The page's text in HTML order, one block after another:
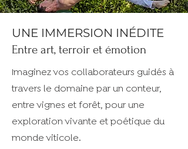
UNE IMMERSION INÉDITE
Entre art, terroir et émotion
Imaginez vos collaborateurs guidés à
travers le domaine par un conteur,
entre vignes et forêt, pour une
exploration vivante et poétique du
monde viticole.